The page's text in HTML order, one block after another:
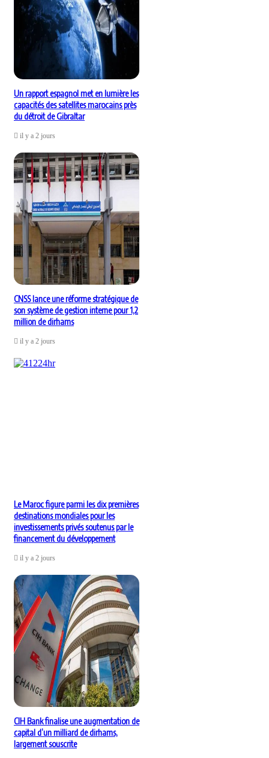
Un rapport espagnol met en lumière les
capacités des satellites marocains près
du détroit de Gibraltar
il y a 2 jours
CNSS lance une réforme stratégique de
son système de gestion interne pour 1,2
million de dirhams
il y a 2 jours
Le Maroc figure parmi les dix premières
destinations mondiales pour les
investissements privés soutenus par le
financement du développement
il y a 2 jours
CIH Bank finalise une augmentation de
capital d’un milliard de dirhams,
largement souscrite